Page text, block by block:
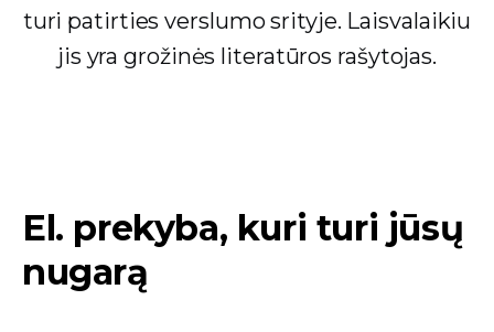
turi patirties verslumo srityje. Laisvalaikiu
jis yra grožinės literatūros rašytojas.
El. prekyba, kuri turi jūsų
nugarą